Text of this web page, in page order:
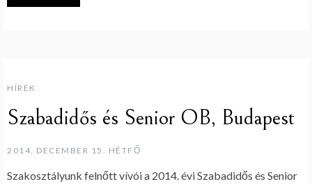
HÍREK
Szabadidős és Senior OB, Budapest
2014. DECEMBER 15. HÉTFŐ
Szakosztályunk felnőtt vívói a 2014. évi Szabadidős és Senior